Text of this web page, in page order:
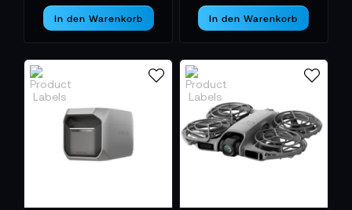
In den Warenkorb In den Warenkorb